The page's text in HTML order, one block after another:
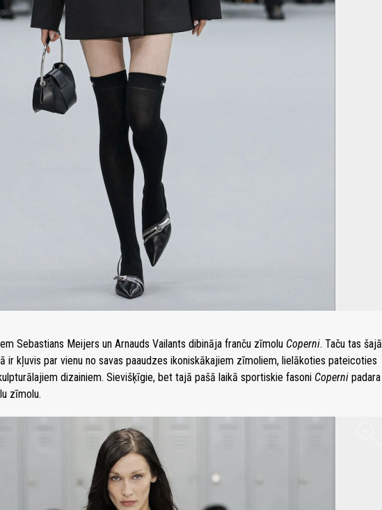
Sebastians Meijers un Arnauds Vailants dibināja franču zīmolu Coperni. Taču tas šajā
ir kļuvis par vienu no savas paaudzes ikoniskākajiem zīmoliem, lielākoties pateicoties
dizainiem. Sievišķīgie, bet tajā pašā laikā sportiskie fasoni Coperni padara
zīmolu.